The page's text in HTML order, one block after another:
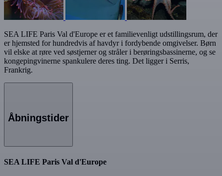
SEA LIFE Paris Val d'Europe er et familievenligt udstillingsrum, der
er hjemsted for hundredvis af havdyr i fordybende omgivelser. Børn
vil elske at røre ved søstjerner og stråler i berøringsbassinerne, og se
kongepingvinerne spankulere deres ting. Det ligger i Serris,
Frankrig.
Åbningstider
SEA LIFE Paris Val d'Europe